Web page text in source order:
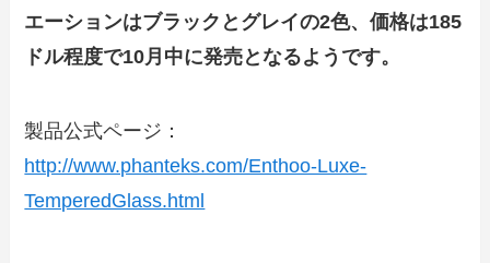
エーションはブラックとグレイの2色、価格は185
ドル程度で10月中に発売となるようです。
製品公式ページ：
http://www.phanteks.com/Enthoo-Luxe-
TemperedGlass.html